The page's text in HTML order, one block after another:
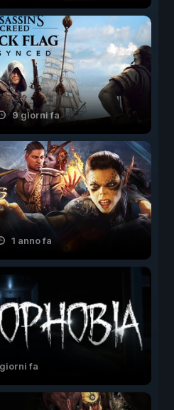
9 giorni fa
1 anno fa
fa